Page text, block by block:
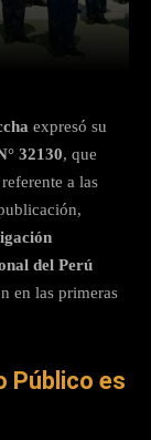
WhatsApp
expresó su
32130, que
a las
del Perú
en las primeras
Público es